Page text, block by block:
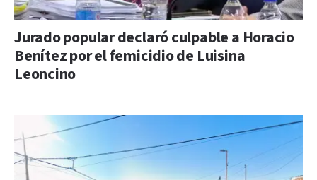
Jurado popular declaró culpable a Horacio
Benítez por el femicidio de Luisina
Leoncino